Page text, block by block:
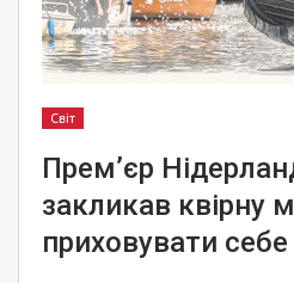
Світ
Прем’єр
закликав квірну
приховувати себе